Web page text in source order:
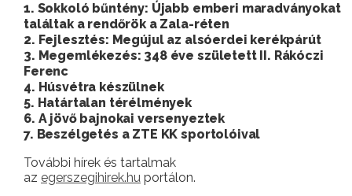
1. Sokkoló bűntény: Újabb emberi maradványokat
találtak a rendőrök a Zala-réten
2. Fejlesztés: Megújul az alsóerdei kerékpárút
3. Megemlékezés: 348 éve született II. Rákóczi
Ferenc
4. Húsvétra készülnek
5. Határtalan térélmények
6. A jövő bajnokai versenyeztek
7. Beszélgetés a ZTE KK sportolóival
További hírek és tartalmak
az egerszegihirek.hu portálon.